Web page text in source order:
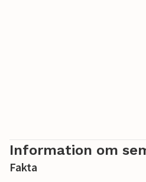
Information om
Fakta